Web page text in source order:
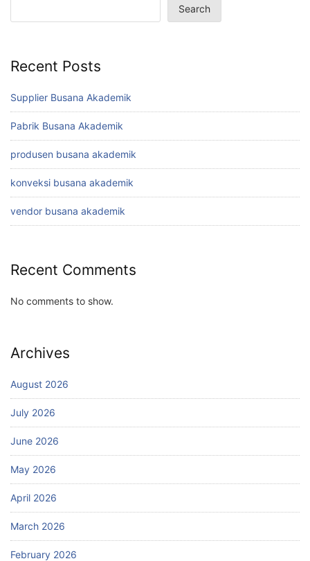
Search
Recent Posts
Supplier Busana Akademik
Pabrik Busana Akademik
produsen busana akademik
konveksi busana akademik
vendor busana akademik
Recent Comments
No comments to show.
Archives
August 2026
July 2026
June 2026
May 2026
April 2026
March 2026
February 2026